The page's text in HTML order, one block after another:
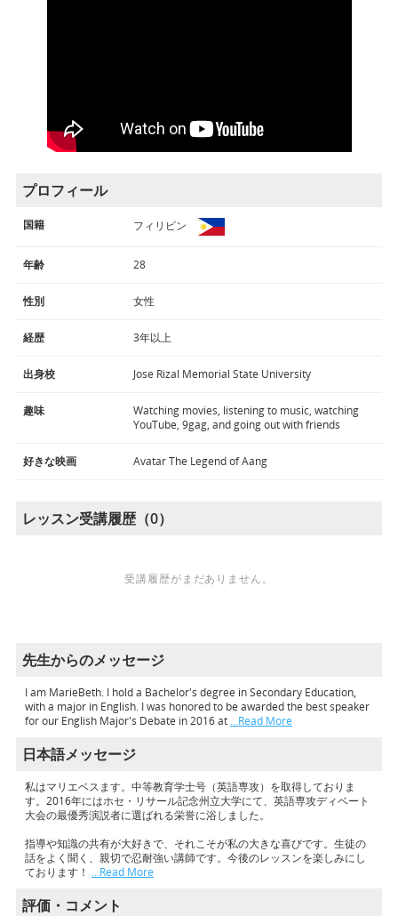
プロフィール
国籍 フィリピン
年齢 28
性別 女性
経歴 3年以上
出身校 Jose Rizal Memorial State University
趣味
Watching movies, listening to music, watching
YouTube, 9gag, and going out with friends
好きな映画 Avatar The Legend of Aang
レッスン受講履歴（0）
受講履歴がまだありません。
先生からのメッセージ
I am MarieBeth. I hold a Bachelor's degree in Secondary Education,
with a major in English. I was honored to be awarded the best speaker
for our English Major's Debate in 2016 at …Read More
日本語メッセージ
私はマリエベスます。中等教育学士号（英語専攻）を取得しておりま
す。2016年にはホセ・リサール記念州立大学にて、英語専攻ディベート
大会の最優秀演説者に選ばれる栄誉に浴しました。
指導や知識の共有が大好きで、それこそが私の大きな喜びです。生徒の
話をよく聞く、親切で忍耐強い講師です。今後のレッスンを楽しみにし
ております！ …Read More
評価・コメント